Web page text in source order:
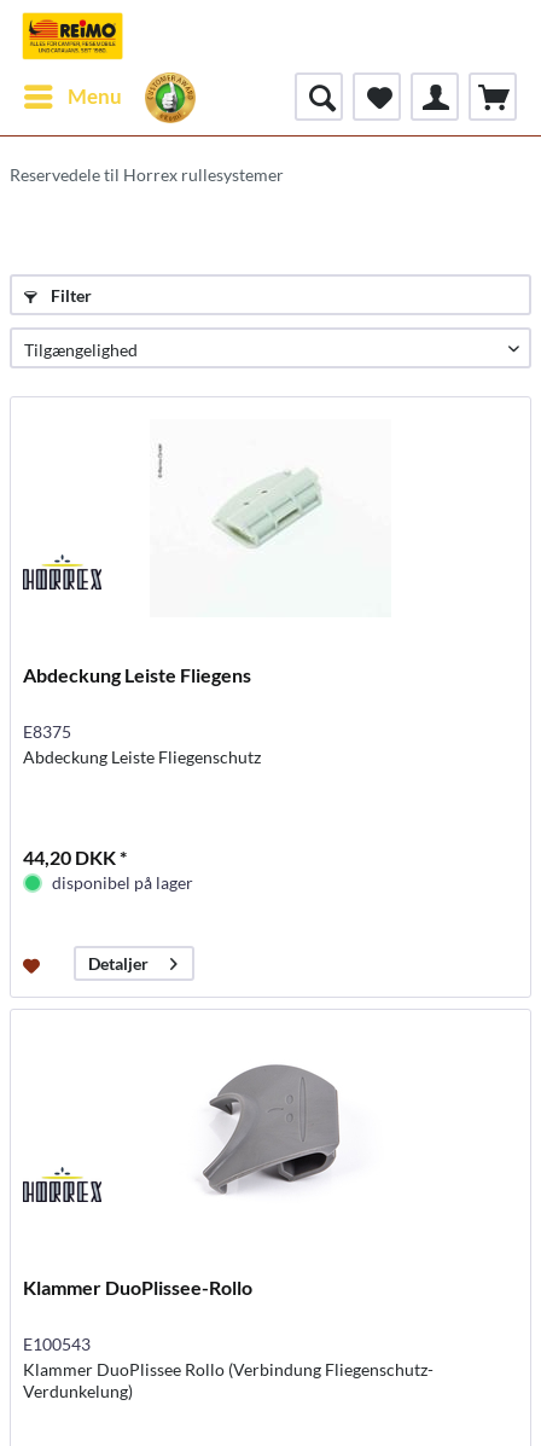
Menu
Reservedele til Horrex rullesystemer
Filter
Abdeckung Leiste Fliegens
E8375
Abdeckung Leiste Fliegenschutz
44,20 DKK *
disponibel på lager
Detaljer
Klammer DuoPlissee-Rollo
E100543
Klammer DuoPlissee Rollo (Verbindung Fliegenschutz-
Verdunkelung)